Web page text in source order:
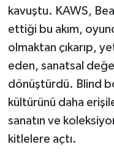
kavuştu. KAWS,
ettiği bu akım,
olmaktan çıkarıp,
eden, sanatsal
dönüştürdü. Blind
kültürünü daha
sanatın ve
kitlelere açtı.